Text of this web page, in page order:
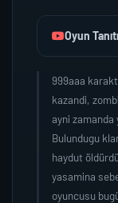
Oyun
999aaa
kazandi,
ayni
Bulundugu
haydut
yasamina
oyuncusu